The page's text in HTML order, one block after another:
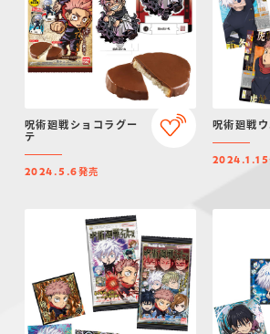
呪術廻戦ショコラグー
テ
2024.5.6発売
呪術廻戦
2024.1.15